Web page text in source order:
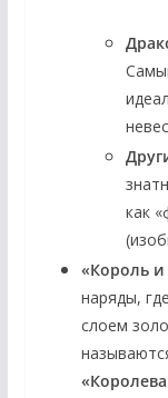
как
«Король и
наряды,
слоем